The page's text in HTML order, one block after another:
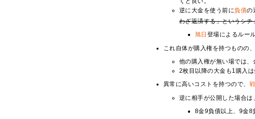
逆に大金を使う前に負債の
わざ返済する」というシ
旭日 登場によるルー
これ自体が購入権を持つものの
他の購入権が無い場では
2枚目以降の大金も1購入
異常に高いコストを持つので、
逆に相手が公開した場合は
8金9負債以上、9金8